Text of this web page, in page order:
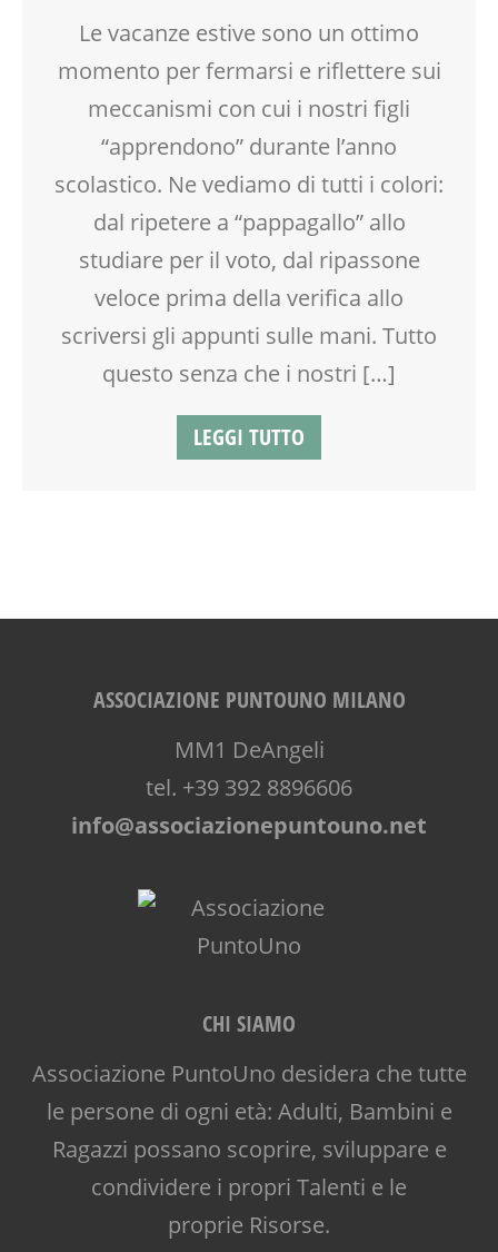
GENITORE
GENITORI
LABORATORIO
MOOD BOX
SCUOLA
TEENAGER
TEMPO LIBERO
VIA FARUFFINI
Le vacanze estive sono un ottimo
momento per fermarsi e riflettere sui
meccanismi con cui i nostri figli
“apprendono” durante l’anno
scolastico. Ne vediamo di tutti i colori:
dal ripetere a “pappagallo” allo
studiare per il voto, dal ripassone
veloce prima della verifica allo
scriversi gli appunti sulle mani. Tutto
questo senza che i nostri […]
LEGGI TUTTO
ASSOCIAZIONE PUNTOUNO MILANO
MM1 DeAngeli
tel. +39 392 8896606
info@associazionepuntouno.net
CHI SIAMO
Associazione PuntoUno desidera che tutte
le persone di ogni età: Adulti, Bambini e
Ragazzi possano scoprire, sviluppare e
condividere i propri Talenti e le
proprie Risorse.